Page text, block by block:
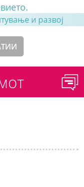
и развој